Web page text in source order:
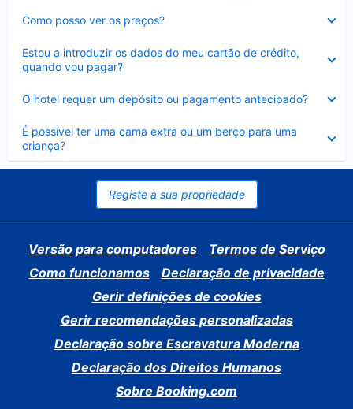
Como posso ver os preços?
fechado
Estou a introduzir os dados do meu cartão de crédito,
quando vou pagar?
fechado
O hotel requer um depósito ou pagamento antecipado?
fechado
É possível ter uma cama extra ou um berço para uma
criança?
Elemento
fechado
Registe a sua propriedade
Versão para computadores
Termos de Serviço
Como funcionamos
Declaração de privacidade
Gerir definições de cookies
Gerir recomendações personalizadas
Declaração sobre Escravatura Moderna
Declaração dos Direitos Humanos
Sobre Booking.com